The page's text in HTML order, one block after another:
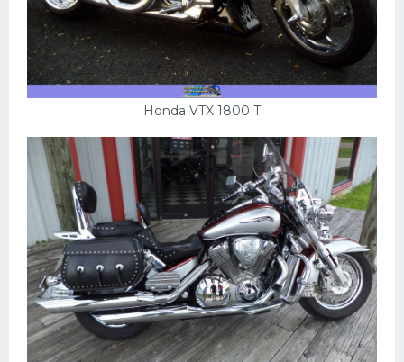
Honda VTX 1800 T